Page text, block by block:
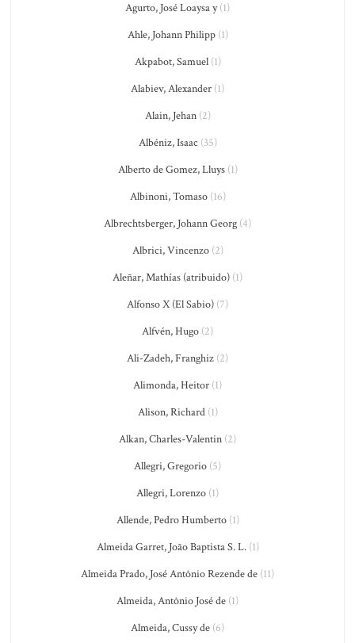
Agurto, José Loaysa y(1)
Ahle, Johann Philipp(1)
Akpabot, Samuel(1)
Alabiev, Alexander (1)
Alain, Jehan(2)
Albéniz, Isaac (35)
Alberto de Gomez, Lluys(1)
Albinoni, Tomaso(16)
Albrechtsberger, Johann Georg (4)
Albrici, Vincenzo(2)
Aleñar, Mathías (atribuido) (1)
Alfonso X (El Sabio) (7)
Alfvén, Hugo (2)
Ali-Zadeh, Franghiz (2)
Alimonda, Heitor (1)
Alison, Richard(1)
Alkan, Charles-Valentin (2)
Allegri, Gregorio (5)
Allegri, Lorenzo (1)
Allende, Pedro Humberto(1)
Almeida Garret, João Baptista S. L.(1)
Almeida Prado, José Antônio Rezende de (11)
Almeida, Antônio José de (1)
Almeida, Cussy de (6)